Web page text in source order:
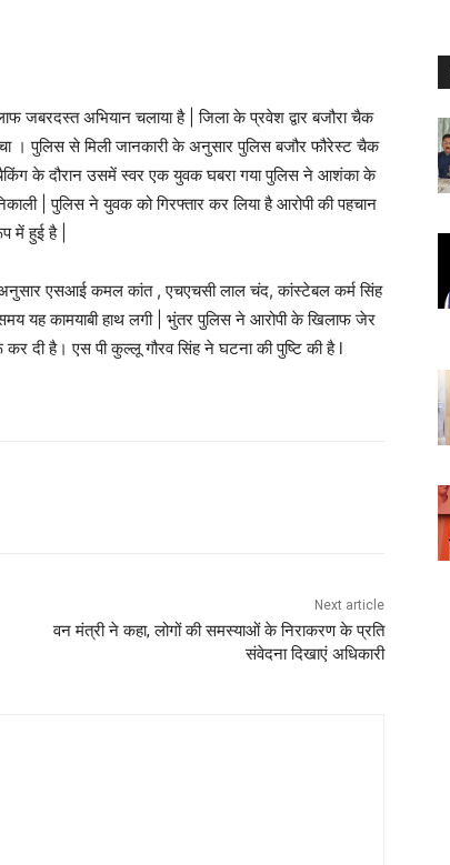
जबरदस्त अभियान चलाया है | जिला के प्रवेश द्वार बजौरा चैक
। पुलिस से मिली जानकारी के अनुसार पुलिस बजौर फौरेस्ट चैक
के दौरान उसमें स्वर एक युवक घबरा गया पुलिस ने आशंका के
| पुलिस ने युवक को गिरफ्तार कर लिया है आरोपी की पहचान
में हुई है |
एसआई कमल कांत , एचएचसी लाल चंद, कांस्टेबल कर्म सिंह
यह कामयाबी हाथ लगी | भुंतर पुलिस ने आरोपी के खिलाफ जेर
दी है। एस पी कुल्लू गौरव सिंह ने घटना की पुष्टि की है l
Next article
वन मंत्री ने कहा, लोगों की समस्याओं के निराकरण के प्रति
संवेदना दिखाएं अधिकारी